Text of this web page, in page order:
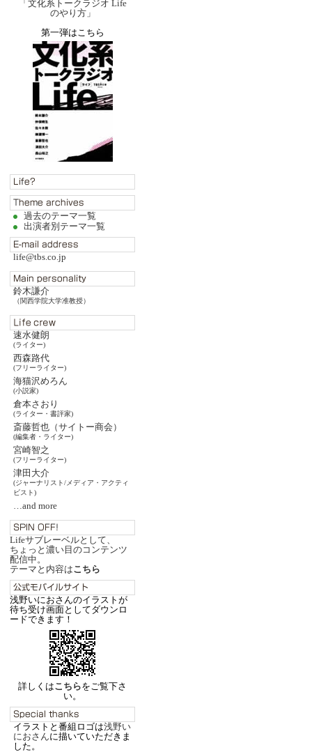
「文化系トークラジオ Life
のやり方」
第一弾はこちら
過去のテーマ一覧
出演者別テーマ一覧
life@tbs.co.jp
鈴木謙介
（関西学院大学准教授）
速水健朗
(ライター)
西森路代
(フリーライター)
海猫沢めろん
(小説家)
倉本さおり
(ライター・書評家)
斎藤哲也（サイトー商会）
(編集者・ライター)
宮崎智之
(フリーライター)
津田大介
(ジャーナリスト/メディア・アクティ
ビスト)
…and more
Lifeサブレーベルとして、
ちょっと濃い目のコンテンツ
配信中。
テーマと内容はこちら
浅野いにおさんのイラストが
待ち受け画面としてダウンロ
ードできます！
詳しくはこちらをご覧下さ
い。
イラストと番組ロゴは浅野い
におさんに描いていただきま
した。